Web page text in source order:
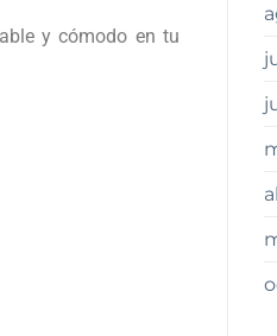
y cómodo en tu